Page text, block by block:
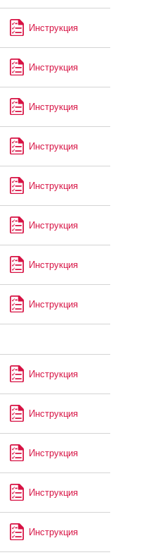
Инструкция
Инструкция
Инструкция
Инструкция
Инструкция
Инструкция
Инструкция
Инструкция
Инструкция
Инструкция
Инструкция
Инструкция
Инструкция